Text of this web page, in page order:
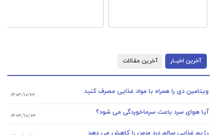
آخرین اخبــار آخرین مقـالات
ویتامین دی را همراه با مواد غذایی مصرف کنید ۱۴۰۳/۱۰/۲۲
آیا هوای سرد باعث سرماخوردگی می شود؟ ۱۴۰۳/۱۰/۰۳
رژیم غذایی سالم درد مزمن را کاهش می دهد